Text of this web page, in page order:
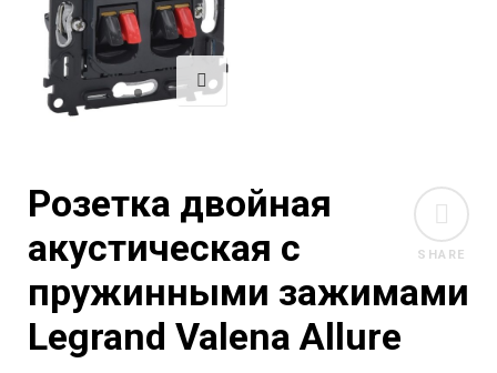
SHARE
Розетка двойная
акустическая с
пружинными зажимами
Legrand Valena Allure